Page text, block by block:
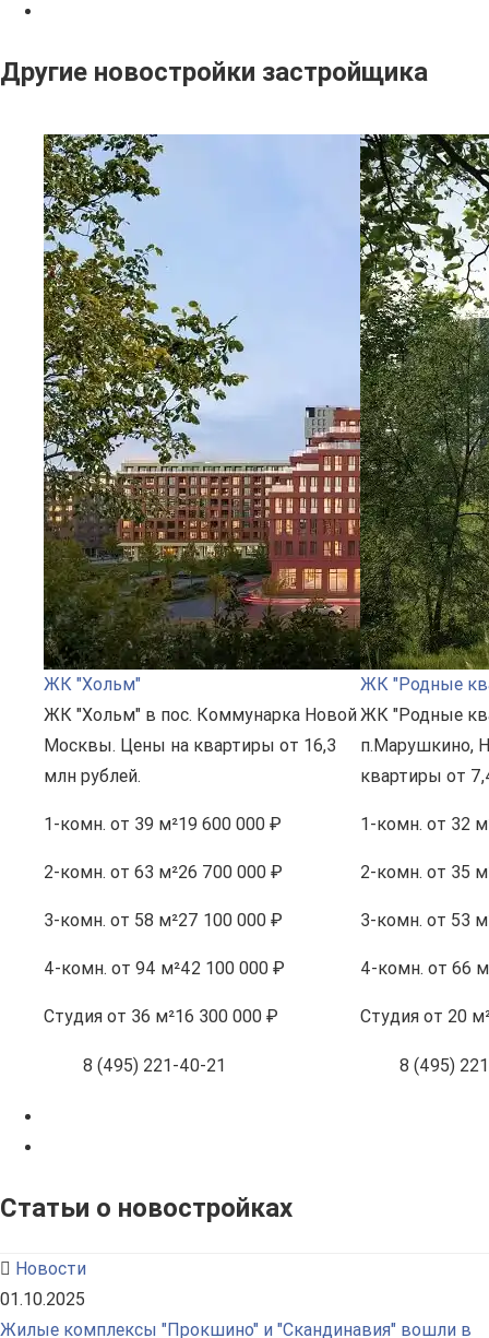
Другие новостройки застройщика
ЖК "Хольм"
ЖК "Хольм" в пос. Коммунарка Новой
Москвы. Цены на квартиры от 16,3
млн рублей.
1-комн. от 39 м²19 600 000 ₽
2-комн. от 63 м²26 700 000 ₽
3-комн. от 58 м²27 100 000 ₽
4-комн. от 94 м²42 100 000 ₽
Студия от 36 м²16 300 000 ₽
8 (495) 221-40-21
ЖК "Родные
ЖК "Родные
п.Марушкино,
квартиры от
1-комн. от 32
2-комн. от 35
3-комн. от 53
4-комн. от 66
Студия от 20
8 (495)
Статьи о новостройках
Новости
01.10.2025
Жилые комплексы "Прокшино" и "Скандинавия" вошли в